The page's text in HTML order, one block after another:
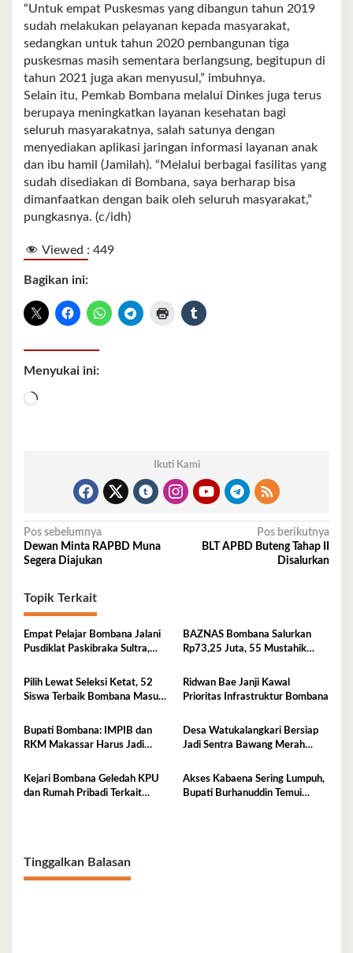
“Untuk empat Puskesmas yang dibangun tahun 2019
sudah melakukan pelayanan kepada masyarakat,
sedangkan untuk tahun 2020 pembangunan tiga
puskesmas masih sementara berlangsung, begitupun di
tahun 2021 juga akan menyusul,” imbuhnya.
Selain itu, Pemkab Bombana melalui Dinkes juga terus
berupaya meningkatkan layanan kesehatan bagi
seluruh masyarakatnya, salah satunya dengan
menyediakan aplikasi jaringan informasi layanan anak
dan ibu hamil (Jamilah). “Melalui berbagai fasilitas yang
sudah disediakan di Bombana, saya berharap bisa
dimanfaatkan dengan baik oleh seluruh masyarakat,”
pungkasnya. (c/idh)
Viewed : 449
Bagikan ini:
Menyukai ini:
Memuat...
Ikuti Kami
Navigasi
pos
Pos sebelumnya
Dewan Minta RAPBD Muna
Segera Diajukan
Pos berikutnya
BLT APBD Buteng Tahap II
Disalurkan
Topik Terkait
Empat Pelajar Bombana Jalani
Pusdiklat Paskibraka Sultra,
BAZNAS Bombana Salurkan
Rp73,25 Juta, 55 Mustahik
Pilih Lewat Seleksi Ketat, 52
Siswa Terbaik Bombana Masuk
Ridwan Bae Janji Kawal
Prioritas Infrastruktur Bombana
Bupati Bombana: IMPIB dan
RKM Makassar Harus Jadi
Desa Watukalangkari Bersiap
Jadi Sentra Bawang Merah
Kejari Bombana Geledah KPU
dan Rumah Pribadi Terkait
Akses Kabaena Sering Lumpuh,
Bupati Burhanuddin Temui
Tinggalkan Balasan